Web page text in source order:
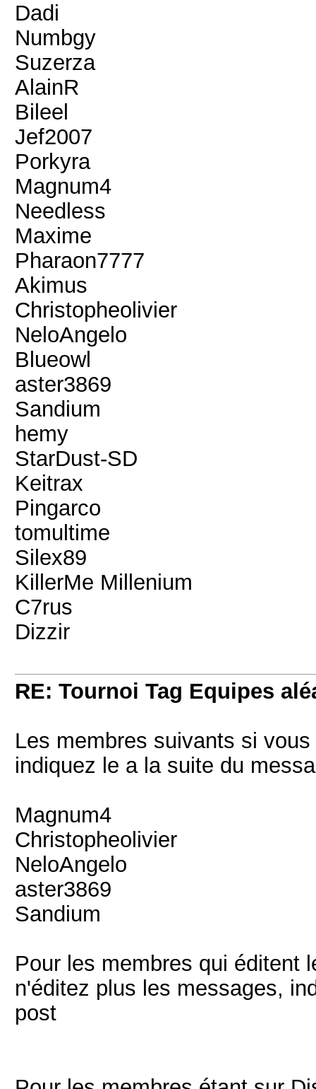
Dadi
Numbgy
Suzerza
AlainR
Bileel
Jef2007
Porkyra
Magnum4
Needless
Maxime
Pharaon7777
Akimus
Christopheolivier
NeloAngelo
Blueowl
aster3869
Sandium
hemy
StarDust-SD
Keitrax
Pingarco
tomultime
Silex89
KillerMe Millenium
C7rus
Dizzir
RE: Tournoi Tag Equipes
Les membres suivants si
indiquez le a la suite du
Magnum4
Christopheolivier
NeloAngelo
aster3869
Sandium
Pour les membres qui éditent
n'éditez plus les messages,
post